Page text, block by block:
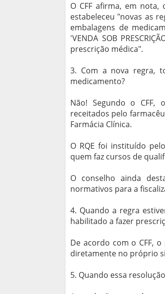
O CFF afirma, em nota,
estabeleceu "novas as
embalagens de
'VENDA SOB
prescrição médica".
3. Com a nova regra,
medicamento?
Não! Segundo o CFF,
receitados pelo
Farmácia Clínica.
O RQE foi instituído
quem faz cursos de
O conselho ainda
normativos para a
4. Quando a regra
habilitado a fazer
De acordo com o CFF,
diretamente no próprio
5. Quando essa